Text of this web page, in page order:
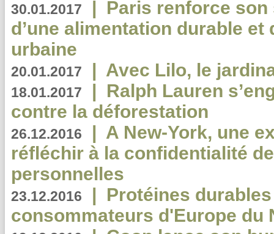
30.01.2017 | Paris renforce
d’une alimentation durable et
urbaine
20.01.2017 | Avec Lilo, le
18.01.2017 | Ralph Lauren
contre la déforestation
26.12.2016 | A New-York, une
réfléchir à la confidentialité
personnelles
23.12.2016 | Protéines
consommateurs d'Europe du